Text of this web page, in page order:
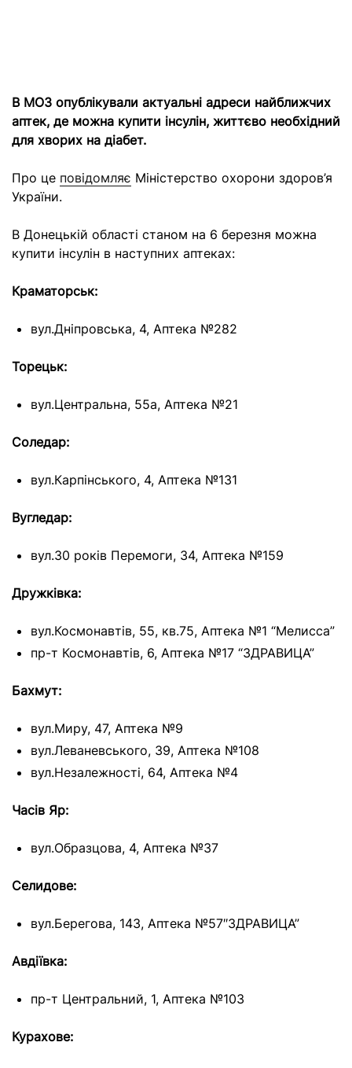
В МОЗ опублікували актуальні адреси найближчих
аптек, де можна купити інсулін, життєво необхідний
для хворих на діабет.
Про це повідомляє Міністерство охорони здоров’я
України.
В Донецькій області станом на 6 березня можна
купити інсулін в наступних аптеках:
Краматорськ:
вул.Дніпровська, 4, Аптека №282
Торецьк:
вул.Центральна, 55а, Аптека №21
Соледар:
вул.Карпінського, 4, Аптека №131
Вугледар:
вул.30 років Перемоги, 34, Аптека №159
Дружківка:
вул.Космонавтів, 55, кв.75, Аптека №1 “Мелисса”
пр-т Космонавтів, 6, Аптека №17 “ЗДРАВИЦА”
Бахмут:
вул.Миру, 47, Аптека №9
вул.Леваневського, 39, Аптека №108
вул.Незалежності, 64, Аптека №4
Часів Яр:
вул.Образцова, 4, Аптека №37
Селидове:
вул.Берегова, 143, Аптека №57″ЗДРАВИЦА”
Авдіївка:
пр-т Центральний, 1, Аптека №103
Курахове: